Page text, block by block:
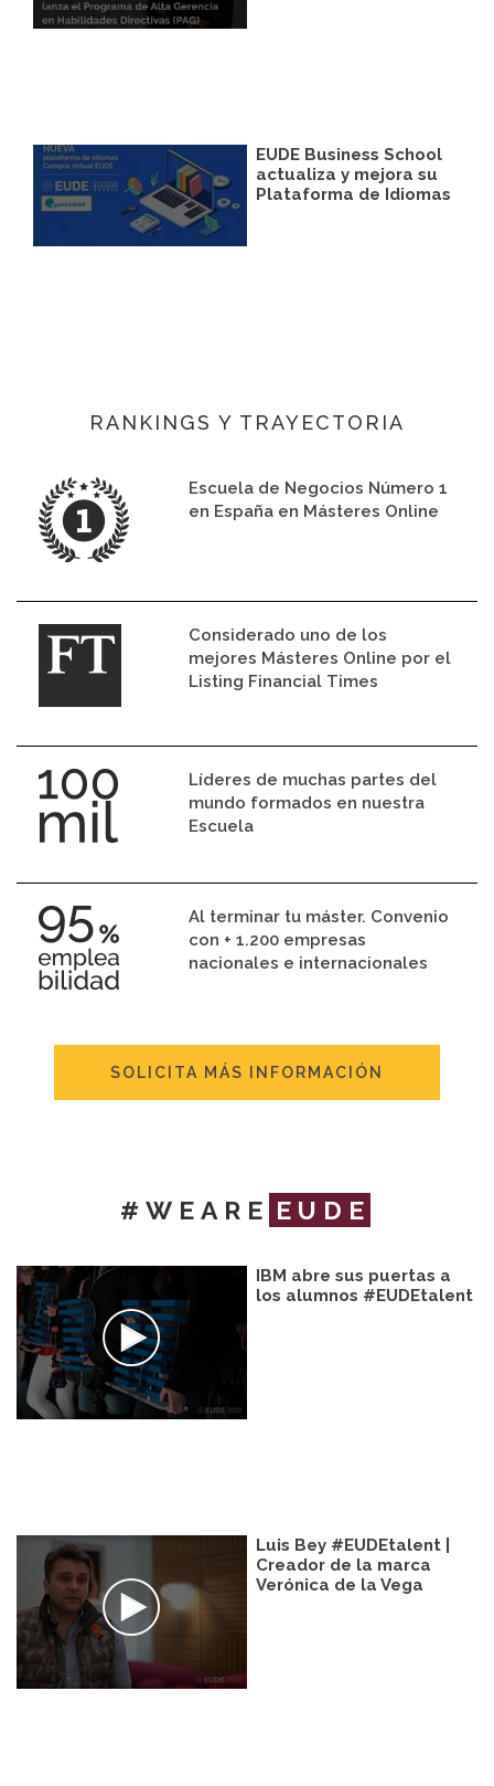
EUDE Business School
actualiza y mejora su
Plataforma de Idiomas
RANKINGS Y TRAYECTORIA
Escuela de Negocios Número 1
en España en Másteres Online
Considerado uno de los
mejores Másteres Online por el
Listing Financial Times
Líderes de muchas partes del
mundo formados en nuestra
Escuela
Al terminar tu máster. Convenio
con + 1.200 empresas
nacionales e internacionales
SOLICITA MÁS INFORMACIÓN
#WEARE EUDE
IBM abre sus puertas a
los alumnos #EUDEtalent
Luis Bey #EUDEtalent |
Creador de la marca
Verónica de la Vega